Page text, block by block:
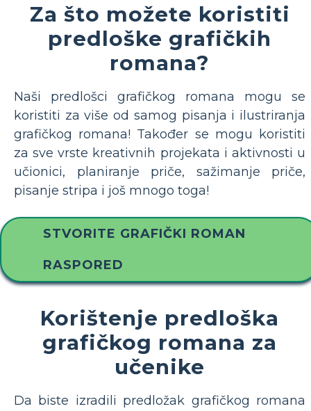
Za što možete koristiti
predloške grafičkih
romana?
Naši predlošci grafičkog romana mogu se
koristiti za više od samog pisanja i ilustriranja
grafičkog romana! Također se mogu koristiti
za sve vrste kreativnih projekata i aktivnosti u
učionici, planiranje priče, sažimanje priče,
pisanje stripa i još mnogo toga!
STVORITE GRAFIČKI ROMAN
RASPORED
Korištenje predloška
grafičkog romana za
učenike
Da biste izradili predložak grafičkog romana